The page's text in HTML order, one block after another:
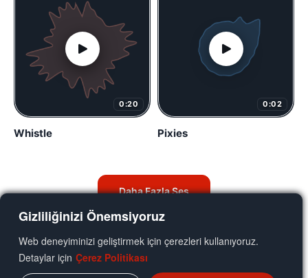
Gizliliğinizi Önemsiyoruz
Web deneyiminizi geliştirmek için çerezleri kullanıyoruz.
Detaylar için Çerez Politikası
0:20
Whistle
0:02
Pixies
Daha Fazla Ses